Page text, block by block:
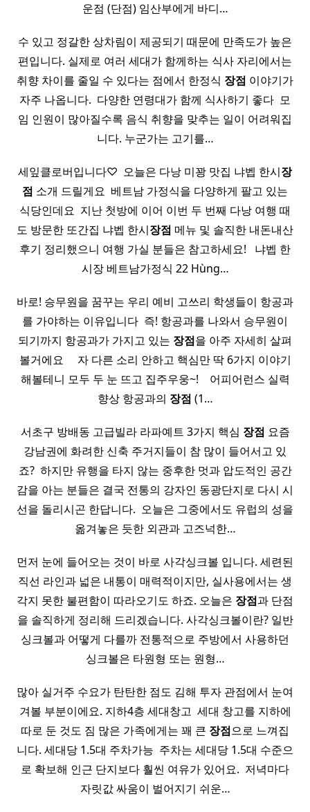
운점 (단점) 임산부에게 바디…
수 있고 정갈한 상차림이 제공되기 때문에 만족도가 높은
편입니다. 실제로 여러 세대가 함께하는 식사 자리에서는
취향 차이를 줄일 수 있다는 점에서 한정식 장점 이야기가
자주 나옵니다. ​ 다양한 연령대가 함께 식사하기 좋다 ​ 모
임 인원이 많아질수록 음식 취향을 맞추는 일이 어려워집
니다. 누군가는 고기를…
세잎클로버입니다♡ ​ 오늘은 다낭 미꽝 맛집 냐벱 한시장
점 소개 드릴게요 ​ 베트남 가정식을 다양하게 팔고 있는
식당인데요 ​ 지난 첫방에 이어 이번 두 번째 다낭 여행 때
도 방문한 또간집 냐벱 한시장점 메뉴 및 솔직한 내돈내산
후기 정리했으니 여행 가실 분들은 참고하세요! ​ ​ 냐벱 한
시장 베트남가정식 22 Hùng…
바로! 승무원을 꿈꾸는 우리 예비 고쓰리 학생들이 항공과
를 가야하는 이유입니다 ​ 즉! 항공과를 나와서 승무원이
되기까지 항공과가 가지고 있는 장점을 아주 자세히 살펴
볼거에요 ​ ​ ​ ​ 자 다른 소리 안하고 핵심만 딱 6가지 이야기
해볼테니 모두 두 눈 뜨고 집주우웅~! ​ ​ ​ 어피어런스 실력
향상 항공과의 장점 (1…
서초구 방배동 고급빌라 라파예트 3가지 핵심 장점 요즘
강남권에 화려한 신축 주거지들이 참 많이 들어서고 있
죠? ​ 하지만 유행을 타지 않는 중후한 멋과 압도적인 공간
감을 아는 분들은 결국 전통의 강자인 동광단지로 다시 시
선을 돌리시곤 한답니다. ​ 오늘은 그중에서도 유럽의 성을
옮겨놓은 듯한 외관과 고즈넉한…
먼저 눈에 들어오는 것이 바로 사각싱크볼 입니다. 세련된
직선 라인과 넓은 내통이 매력적이지만, 실사용에서는 생
각지 못한 불편함이 따라오기도 하죠. 오늘은 장점과 단점
을 솔직하게 정리해 드리겠습니다. 사각싱크볼이란? 일반
싱크볼과 어떻게 다를까 전통적으로 주방에서 사용하던
싱크볼은 타원형 또는 원형…
많아 실거주 수요가 탄탄한 점도 김해 투자 관점에서 눈여
겨볼 부분이에요. 지하4층 세대창고 ​ 세대 창고를 지하에
따로 둔 것도 짐 많은 가족에게는 꽤 큰 장점으로 느껴집
니다. 세대당 1.5대 주차가능 ​ 주차는 세대당 1.5대 수준으
로 확보해 인근 단지보다 훨씬 여유가 있어요. ​ 저녁마다
자릿값 싸움이 벌어지기 쉬운…